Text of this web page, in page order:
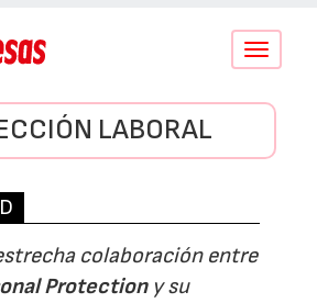
Conmutar
LABORAL
colaboración entre
Protectiony su